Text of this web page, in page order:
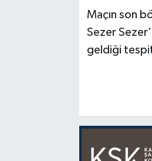
Maçın son
Sezer
geldiği